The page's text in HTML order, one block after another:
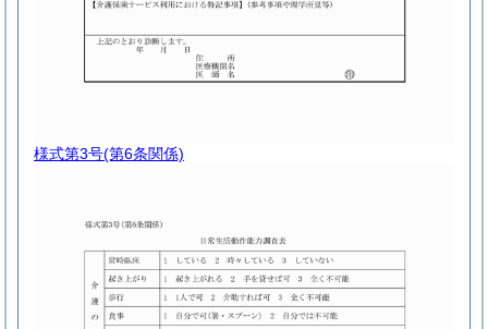
様式第3号(第6条関係)